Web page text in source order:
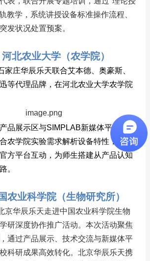
教学，系统讲授设备标准操作流程、
发状况处置预案。
北农业大学（农学院）
家庄华辰乐天联合艾本德、奥豪斯、
等代理品牌，在河北农业大学农学院
品展示区与SIMPLAB新媒体平台专
农学院实验需求解析设备特性，通过
方平台互动，为师生搭建从产品认知
。
农业科学院（生物研究所）
京华辰乐天走进中国农业科学院生物
研深度协作推广活动。本次活动聚焦
通过产品展示、技术交流与新媒体平
科研成果高效转化。 北京华辰乐天携